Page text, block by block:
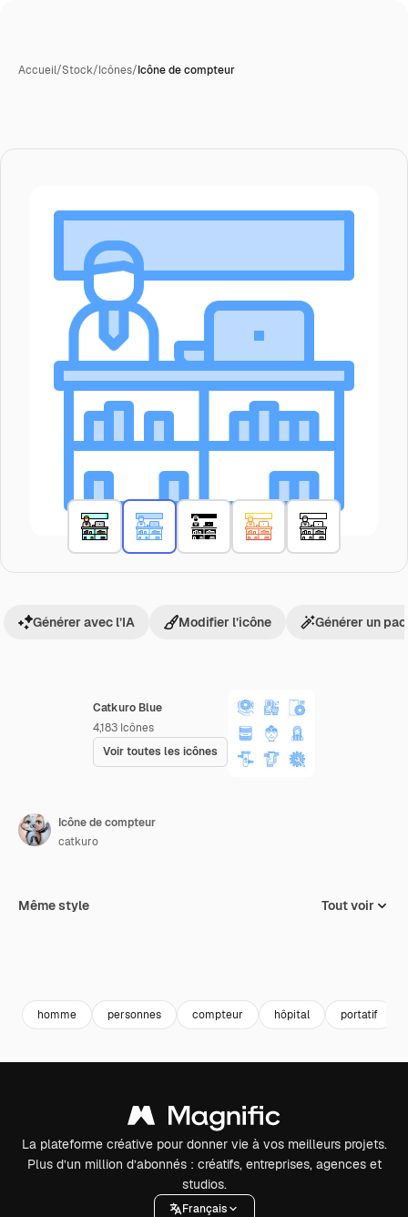
Accueil/Stock/Icônes/Icône de compteur
Catkuro Blue
4,183 Icônes
Voir toutes les icônes
Générer avec l’IA Modifier l’icône Générer un
Icône de compteur
catkuro
Même style Tout voir
homme personnes compteur hôpital portatif
La plateforme créative pour donner vie à vos meilleurs projets.
Plus d’un million d’abonnés : créatifs, entreprises, agences et
studios.
Français